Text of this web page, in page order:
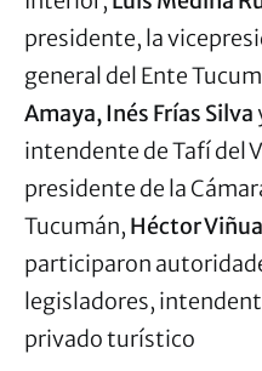
presidente, la
general del Ente
Amaya,Inés Frías Silva
intendente de Tafí del
presidente de la
Tucumán, Héctor
participaron
legisladores,
privado turístico